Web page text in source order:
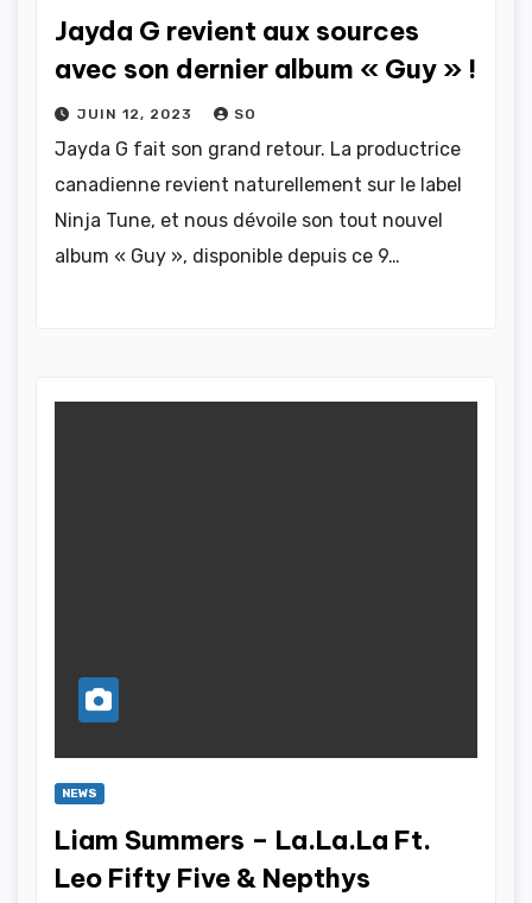
Jayda G revient aux sources
avec son dernier album « Guy » !
JUIN 12, 2023 SO
Jayda G fait son grand retour. La productrice
canadienne revient naturellement sur le label
Ninja Tune, et nous dévoile son tout nouvel
album « Guy », disponible depuis ce 9…
NEWS
Liam Summers – La.La.La Ft.
Leo Fifty Five & Nepthys